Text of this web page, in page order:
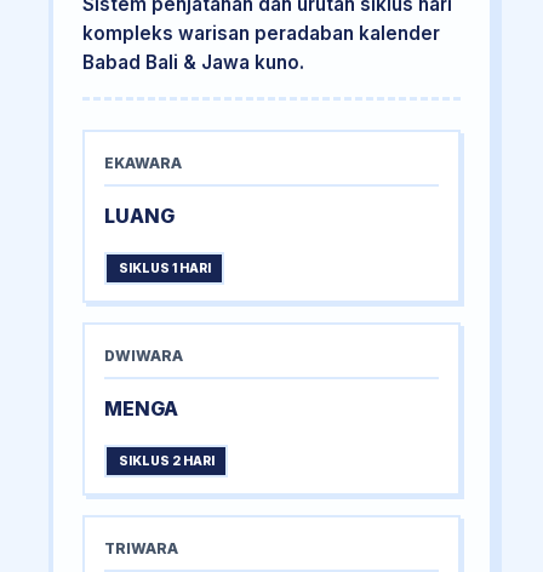
kompleks warisan peradaban kalender
Babad Bali & Jawa kuno.
EKAWARA
LUANG
SIKLUS 1 HARI
DWIWARA
MENGA
SIKLUS 2 HARI
TRIWARA